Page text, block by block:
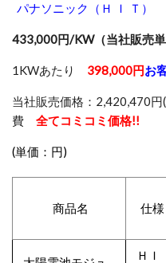
パナソニック（Ｈ Ｉ Ｔ
433,000円/KW（当社販売
1KWあたり 398,000円お
当社販売価格：2,420,470
費 全てコミコミ価格!!
(単価：円)
商品名 仕様
ＨＩ